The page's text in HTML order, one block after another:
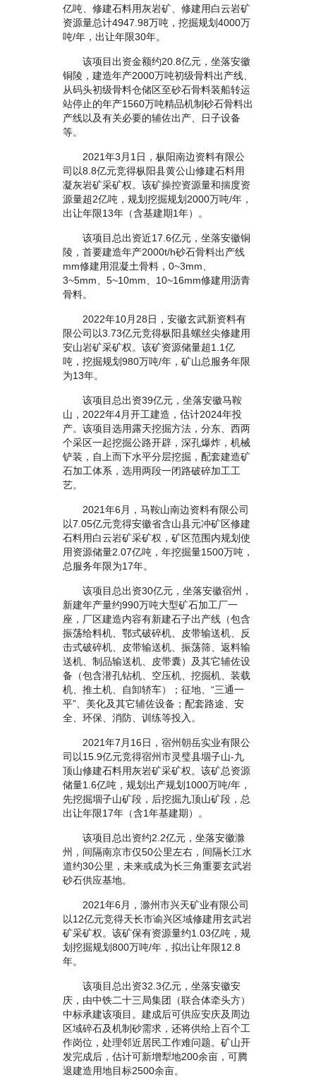
亿吨、修建石料用灰岩矿、修建用白云岩矿
资源量总计4947.98万吨，挖掘规划4000万
吨/年，出让年限30年。
该项目出资金额约20.8亿元，坐落安徽
铜陵，建造年产2000万吨初级骨料出产线、
从码头初级骨料仓储区至砂石骨料装船转运
站停止的年产1560万吨精品机制砂石骨料出
产线以及有关必要的辅佐出产、日子设备
等。
2021年3月1日，枞阳南边资料有限公
司以8.8亿元竞得枞阳县黄公山修建石料用
凝灰岩矿采矿权。该矿操控资源量和揣度资
源量超2亿吨，规划挖掘规划2000万吨/年，
出让年限13年（含基建期1年）。
该项目总出资近17.6亿元，坐落安徽铜
陵，首要建造年产2000t/h砂石骨料出产线
mm修建用混凝土骨料，0~3mm、
3~5mm、5~10mm、10~16mm修建用沥青
骨料。
2022年10月28日，安徽玄武新资料有
限公司以3.73亿元竞得枞阳县螺丝尖修建用
安山岩矿采矿权。该矿资源储量超1.1亿
吨，挖掘规划980万吨/年，矿山总服务年限
为13年。
该项目总出资39亿元，坐落安徽马鞍
山，2022年4月开工建造，估计2024年投
产。该项目选用露天挖掘方法，分东、西两
个采区一起挖掘公路开辟，深孔爆炸，机械
铲装，自上而下水平分层挖掘，配套建造矿
石加工体系，选用两段一闭路破碎加工工
艺。
2021年6月，马鞍山南边资料有限公司
以7.05亿元竞得安徽省含山县元冲矿区修建
石料用白云岩矿采矿权，矿区范围内规划使
用资源储量2.07亿吨，年挖掘量1500万吨，
总服务年限为17年。
该项目总出资30亿元，坐落安徽宿州，
新建年产量约990万吨大型矿石加工厂一
座，厂区建造内容有新建石子出产线（包含
振荡给料机、鄂式破碎机、皮带输送机、反
击式破碎机、皮带输送机、振荡筛、返料输
送机、制品输送机、皮带囊）及其它辅佐设
备（包含潜孔钻机、空压机、挖掘机、装载
机、推土机、自卸轿车）；征地、“三通一
平”、美化及其它辅佐设备；配套路途、安
全、环保、消防、训练等投入。
2021年7月16日，宿州朝岳实业有限公
司以15.9亿元竞得宿州市灵璧县堌子山-九
顶山修建石料用灰岩矿采矿权。该矿总资源
储量1.6亿吨，规划出产规划1000万吨/年，
先挖掘堌子山矿段，后挖掘九顶山矿段，总
出让年限17年（含1年基建期）。
该项目总出资约2.2亿元，坐落安徽滁
州，间隔南京市仅50公里左右，间隔长江水
道约30公里，未来或成为长三角重要玄武岩
砂石供应基地。
2021年6月，滁州市兴天矿业有限公司
以12亿元竞得天长市谕兴区域修建用玄武岩
矿采矿权。该矿保有资源量约1.03亿吨，规
划挖掘规划800万吨/年，拟出让年限12.8
年。
该项目总出资32.3亿元，坐落安徽安
庆，由中铁二十三局集团（联合体牵头方）
中标承建该项目。建成后可供应安庆及周边
区域碎石及机制砂需求，还将供给上百个工
作岗位，处理邻近居民工作难问题。矿山开
发完成后，估计可新增犁地200余亩，可腾
退建造用地目标2500余亩。